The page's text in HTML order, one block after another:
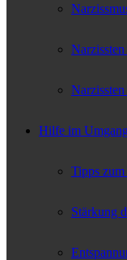
Hilfe im
Tipps
Stärkung